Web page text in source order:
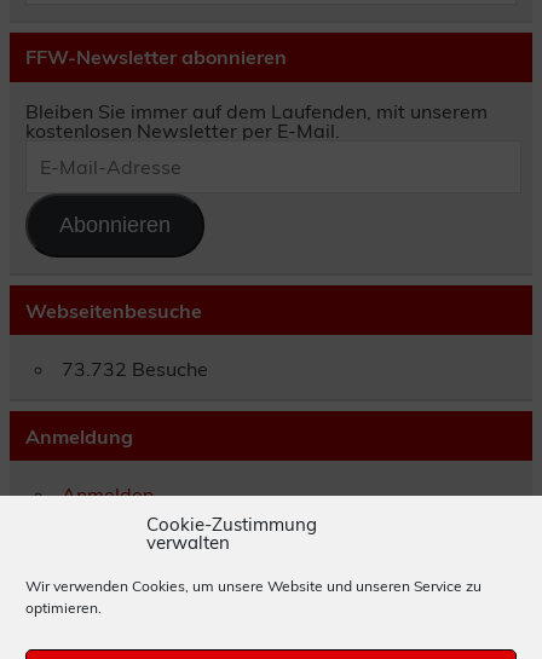
Cookie-Zustimmung
verwalten
Wir verwenden Cookies, um unsere Website und unseren Service zu
optimieren.
FFW-Newsletter abonnieren
Bleiben Sie immer auf dem Laufenden, mit unserem
kostenlosen Newsletter per E-Mail.
Mail-
Abonnieren
Webseitenbesuche
73.732 Besuche
Anmeldung
Anmelden
Eintrags-Feed
Kommentar-Feed
WordPress.org
Impressum